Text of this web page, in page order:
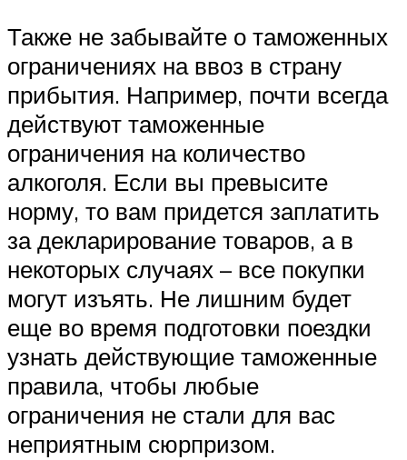
Также не забывайте о таможенных
ограничениях на ввоз в страну
прибытия. Например, почти всегда
действуют таможенные
ограничения на количество
алкоголя. Если вы превысите
норму, то вам придется заплатить
за декларирование товаров, а в
некоторых случаях – все покупки
могут изъять. Не лишним будет
еще во время подготовки поездки
узнать действующие таможенные
правила, чтобы любые
ограничения не стали для вас
неприятным сюрпризом.